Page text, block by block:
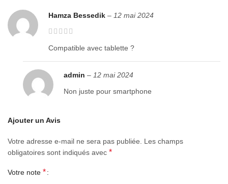
Hamza Bessedik – 12 mai 2024
Compatible avec tablette ?
admin – 12 mai 2024
Non juste pour smartphone
Ajouter un Avis
Votre adresse e-mail ne sera pas publiée.
Les champs
obligatoires sont indiqués avec *
Votre note *